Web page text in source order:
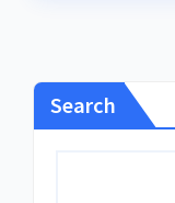
Search